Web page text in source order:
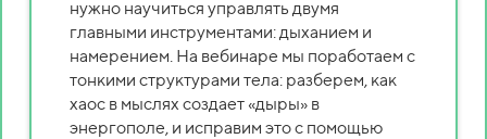
нужно научиться управлять двумя
главными инструментами: дыханием и
намерением. На вебинаре мы поработаем с
тонкими структурами тела: разберем, как
хаос в мыслях создает «дыры» в
энергополе, и исправим это с помощью